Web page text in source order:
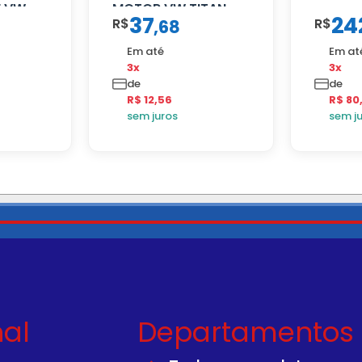
VW
MOTOR VW TITAN
R$37,68
Em até
3x
de
R$ 12,56
sem juros
R$
Em
3x
de
R$
sem
Departamentos